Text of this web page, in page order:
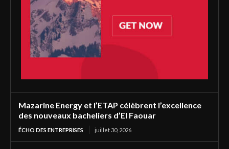
Mazarine Energy et l’ETAP célèbrent l’excellence
des nouveaux bacheliers d’El Faouar
ÉCHO DES ENTREPRISES juillet 30, 2026